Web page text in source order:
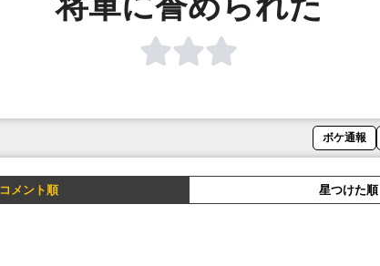
ボケ通報
コメント順 星つけた順